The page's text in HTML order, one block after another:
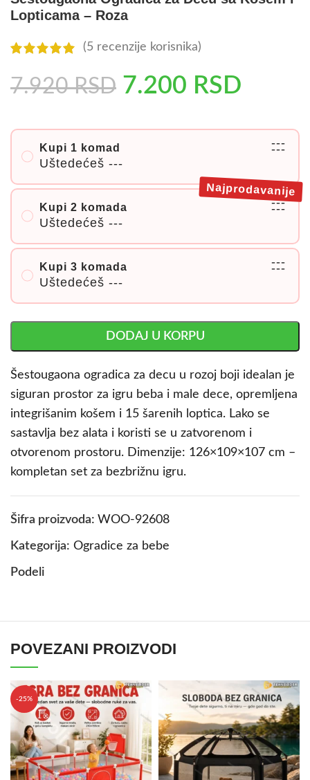
Lopticama – Roza
(5 recenzije korisnika)
7.920RSD 7.200 RSD
Kupi 1 komad
Uštedećeš ---
---
---
Kupi 2 komada
Uštedećeš ---
---
---
Najprodavanije
Kupi 3 komada
Uštedećeš ---
---
---
DODAJ U KORPU
Šestougaona ogradica za decu u rozoj boji idealan je
siguran prostor za igru beba i male dece, opremljena
integrišanim košem i 15 šarenih loptica. Lako se
sastavlja bez alata i koristi se u zatvorenom i
otvorenom prostoru. Dimenzije: 126×109×107 cm –
kompletan set za bezbrižnu igru.
Šifra proizvoda: WOO-92608
Kategorija: Ogradice za bebe
Podeli
POVEZANI PROIZVODI
-25%